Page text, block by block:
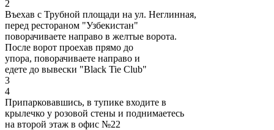
2
Въехав с Трубной площади на ул. Неглинная,
перед рестораном "Узбекистан"
поворачиваете направо в желтые ворота.
После ворот проехав прямо до
упора, поворачиваете направо и
едете до вывески "Black Tie Club"
3
4
Припарковавшись, в тупике входите в
крылечко у розовой стены и поднимаетесь
на второй этаж в офис №22